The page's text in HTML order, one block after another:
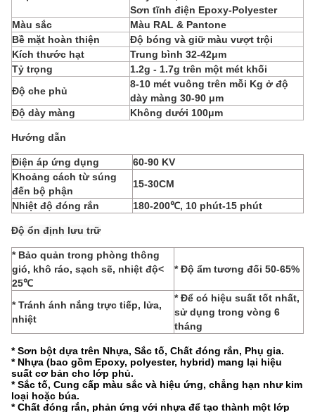
Sơn tĩnh điện Epoxy-Polyester
Màu sắc
Màu RAL & Pantone
Bề mặt hoàn thiện
Độ bóng và giữ màu vượt trội
Kích thước hạt
Trung bình 32-42μm
Tỷ trọng
1.2g - 1.7g trên một mét khối
Độ che phủ
8-10 mét vuông trên mỗi Kg ở độ
dày màng 30-90 μm
Độ dày màng
Không dưới 100μm
Hướng dẫn
Điện áp ứng dụng
60-90 KV
Khoảng cách từ súng
đến bộ phận
15-30CM
Nhiệt độ đóng rắn
180-200℃, 10 phút-15 phút
Độ ổn định lưu trữ
* Bảo quản trong phòng thông
gió, khô ráo, sạch sẽ, nhiệt độ<
25℃
* Độ ẩm tương đối 50-65%
* Tránh ánh nắng trực tiếp, lửa,
nhiệt
* Để có hiệu suất tốt nhất,
sử dụng trong vòng 6
tháng
* Sơn bột dựa trên Nhựa, Sắc tố, Chất đóng rắn, Phụ gia.
* Nhựa (bao gồm Epoxy, polyester, hybrid) mang lại hiệu
suất cơ bản cho lớp phủ.
* Sắc tố, Cung cấp màu sắc và hiệu ứng, chẳng hạn như kim
loại hoặc búa.
* Chất đóng rắn, phản ứng với nhựa để tạo thành một lớp